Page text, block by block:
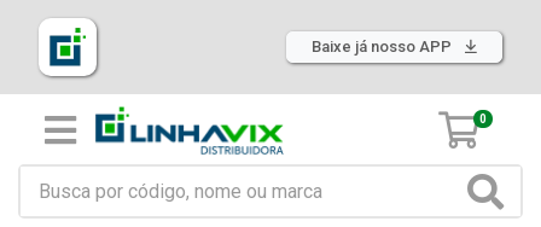
Baixe já nosso APP
0